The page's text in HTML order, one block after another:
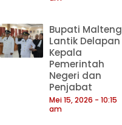
Bupati Malteng
Lantik Delapan
Kepala
Pemerintah
Negeri dan
Penjabat
Mei 15, 2026
10:15
am